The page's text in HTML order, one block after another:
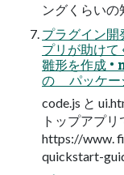
ングくらい
プラグイン
プリが助け
雛形を作成 •
の パッケー
code.js と
トップアプ
https://www.
quickstart-